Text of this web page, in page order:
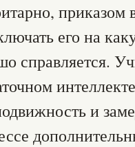
приказом
его на
справляется.
и